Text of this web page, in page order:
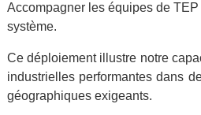
Accompagner les équipes de
système.
Ce déploiement illustre notre
industrielles performantes dans
géographiques exigeants.